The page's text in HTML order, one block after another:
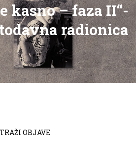
kasno – faza II“-
radionica
OBJAVE